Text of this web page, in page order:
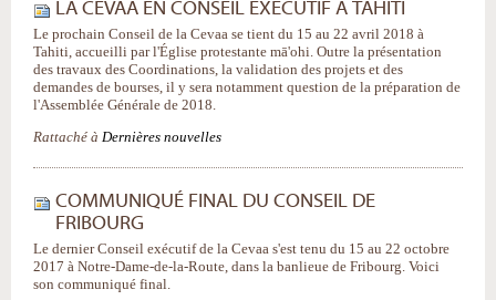
LA CEVAA EN CONSEIL EXÉCUTIF À TAHITI
Le prochain Conseil de la Cevaa se tient du 15 au 22 avril 2018 à
Tahiti, accueilli par l'Église protestante mā'ohi. Outre la présentation
des travaux des Coordinations, la validation des projets et des
demandes de bourses, il y sera notamment question de la préparation de
l'Assemblée Générale de 2018.
Rattaché à Dernières nouvelles
COMMUNIQUÉ FINAL DU CONSEIL DE
FRIBOURG
Le dernier Conseil exécutif de la Cevaa s'est tenu du 15 au 22 octobre
2017 à Notre-Dame-de-la-Route, dans la banlieue de Fribourg. Voici
son communiqué final.